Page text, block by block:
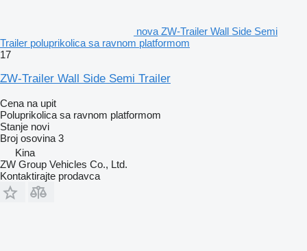
nova ZW-Trailer Wall Side Semi
Trailer poluprikolica sa ravnom platformom
17
ZW-Trailer Wall Side Semi Trailer
Cena na upit
Poluprikolica sa ravnom platformom
Stanje novi
Broj osovina 3
Kina
ZW Group Vehicles Co., Ltd.
Kontaktirajte prodavca